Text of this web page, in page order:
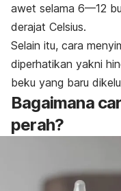
awet selama 6—12
derajat Celsius.
Selain itu, cara
diperhatikan yakni
beku yang baru
Bagaimana
perah?